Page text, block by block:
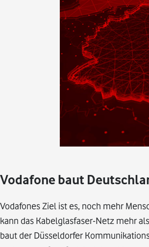
Vodafone baut
Vodafones Ziel ist es, noch mehr
kann das Kabelglasfaser-Netz mehr
baut der Düsseldorfer